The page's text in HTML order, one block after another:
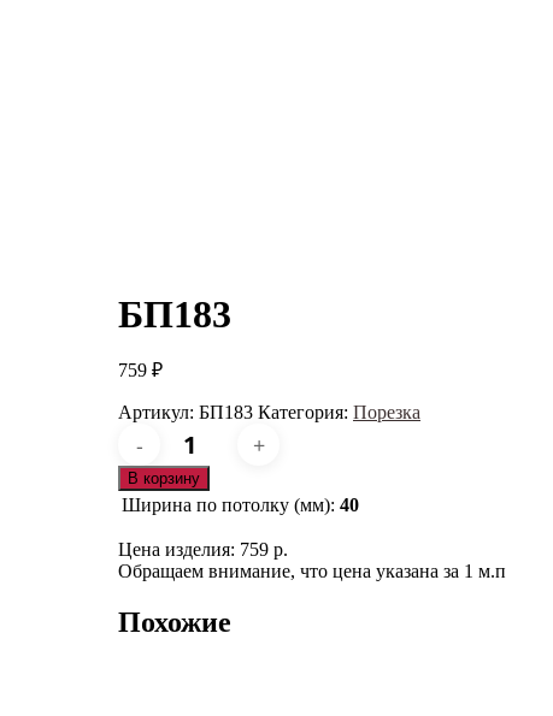
БП183
759 ₽
Артикул: БП183 Категория: Порезка
Количество
товара
БП183
В корзину
Ширина по потолку (мм): 40
Цена изделия: 759 р.
Обращаем внимание, что цена указана за 1 м.п
Похожие